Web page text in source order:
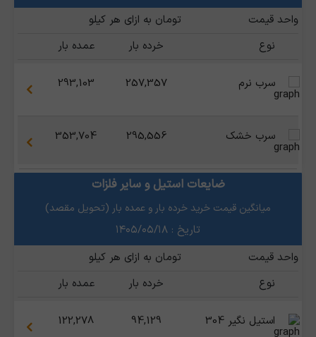
واحد قیمت
تومان به ازای هر کیلو
نوع
خرده بار عمده بار
سرب نرم 257,357
293,103
سرب خشک 295,556
353,704
ضایعات استیل و سایر فلزات
میانگین قیمت خرید خرده بار و عمده بار (تحویل مقصد)
تاریخ : ۱۴۰۵/۰۵/۱۸
واحد قیمت
تومان به ازای هر کیلو
نوع
خرده بار عمده بار
استیل نگیر 304 94,129
122,278